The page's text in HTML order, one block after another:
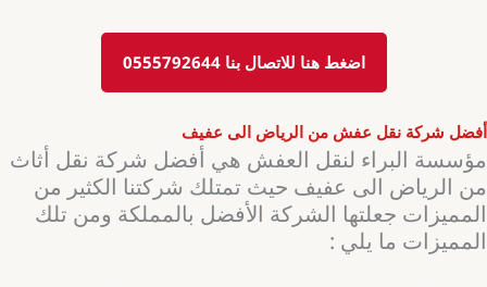
اضغط هنا للاتصال بنا 0555792644
أفضل شركة نقل عفش من الرياض الى عفيف
مؤسسة البراء لنقل العفش هي أفضل شركة نقل أثاث
من الرياض الى عفيف حيث تمتلك شركتنا الكثير من
المميزات جعلتها الشركة الأفضل بالمملكة ومن تلك
المميزات ما يلي :